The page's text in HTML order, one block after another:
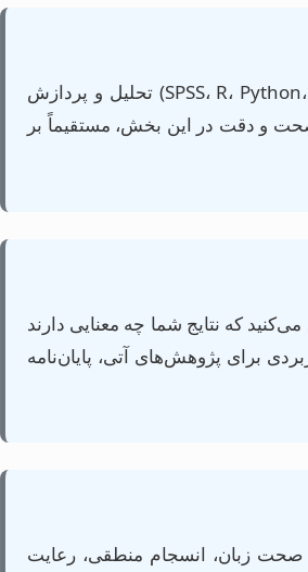
داده‌های جمع‌آوری شده در این مرحله با استفاده از نرم‌افزارهای تخصصی (مانند SPSS، R، Python، MAXQDA) تحلیل و پردازش
و دقت در این بخش، مستقیماً بر
که نتایج شما چه معنایی دارند
برای پژوهش‌های آتی، پایان‌نامه
صحت زبان، انسجام منطقی، رعایت